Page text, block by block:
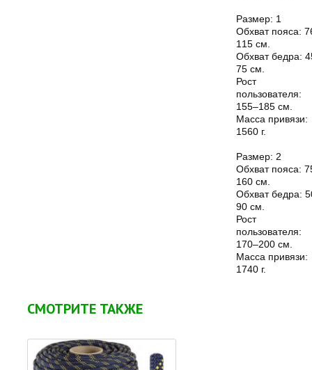
Размер: 1
Обхват пояса:
115 см.
Обхват бедра:
75 см.
Рост
пользователя:
155–185 см.
Масса привязи:
1560 г.
Размер: 2
Обхват пояса:
160 см.
Обхват бедра:
90 см.
Рост
пользователя:
170–200 см.
Масса привязи:
1740 г.
СМОТРИТЕ ТАКЖЕ